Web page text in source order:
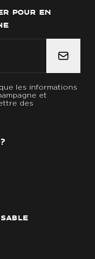
pour en
les informations
et
des